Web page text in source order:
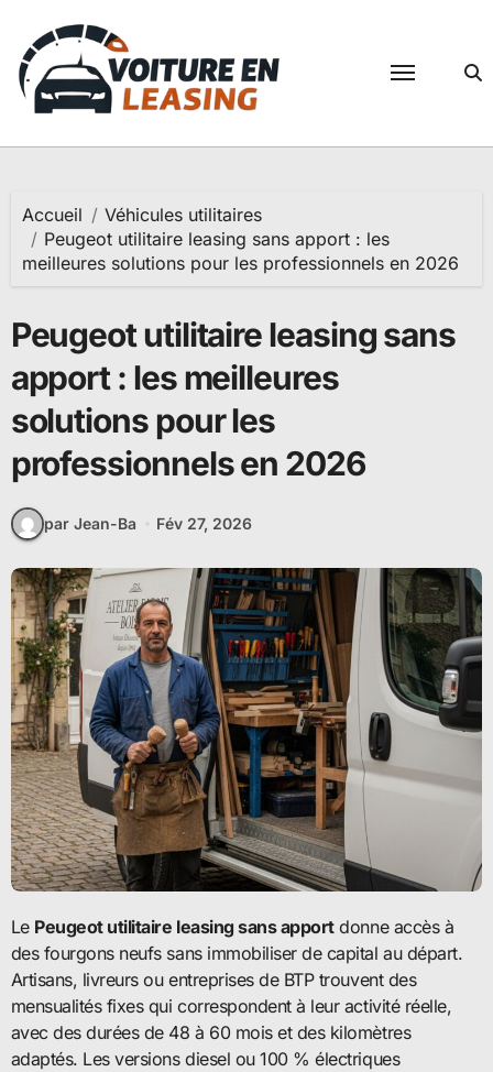
contenu
Accueil
Véhicules utilitaires
Peugeot utilitaire leasing sans apport : les
meilleures solutions pour les professionnels en 2026
Peugeot utilitaire leasing sans
apport : les meilleures
solutions pour les
professionnels en 2026
par Jean-Ba Fév 27, 2026
Le Peugeot utilitaire leasing sans apportdonne accès à
des fourgons neufs sans immobiliser de capital au départ.
Artisans, livreurs ou entreprises de BTP trouvent des
mensualités fixes qui correspondent à leur activité réelle,
avec des durées de 48 à 60 mois et des kilomètres
adaptés. Les versions diesel ou 100 % électriques